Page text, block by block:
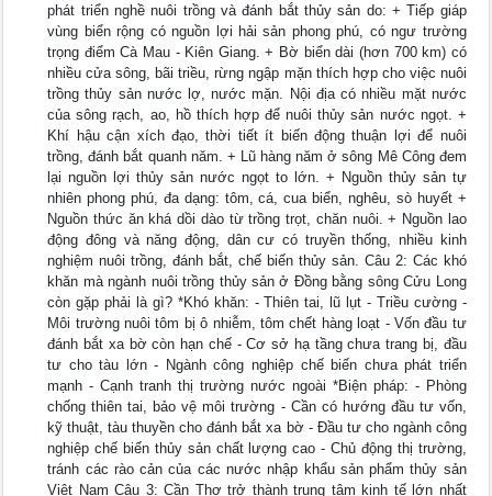
phát triển nghề nuôi trồng và đánh bắt thủy sản do: + Tiếp giáp
vùng biển rộng có nguồn lợi hải sản phong phú, có ngư trường
trọng điểm Cà Mau - Kiên Giang. + Bờ biển dài (hơn 700 km) có
nhiều cửa sông, bãi triều, rừng ngập mặn thích hợp cho việc nuôi
trồng thủy sản nước lợ, nước mặn. Nội địa có nhiều mặt nước
của sông rạch, ao, hồ thích hợp để nuôi thủy sản nước ngọt. +
Khí hậu cận xích đạo, thời tiết ít biến động thuận lợi để nuôi
trồng, đánh bắt quanh năm. + Lũ hàng năm ở sông Mê Công đem
lại nguồn lợi thủy sản nước ngọt to lớn. + Nguồn thủy sản tự
nhiên phong phú, đa dạng: tôm, cá, cua biển, nghêu, sò huyết +
Nguồn thức ăn khá dồi dào từ trồng trọt, chăn nuôi. + Nguồn lao
động đông và năng động, dân cư có truyền thống, nhiều kinh
nghiệm nuôi trồng, đánh bắt, chế biến thủy sản. Câu 2: Các khó
khăn mà ngành nuôi trồng thủy sản ở Đồng bằng sông Cửu Long
còn gặp phải là gì? *Khó khăn: - Thiên tai, lũ lụt - Triều cường -
Môi trường nuôi tôm bị ô nhiễm, tôm chết hàng loạt - Vốn đầu tư
đánh bắt xa bờ còn hạn chế - Cơ sở hạ tầng chưa trang bị, đầu
tư cho tàu lớn - Ngành công nghiệp chế biến chưa phát triển
mạnh - Cạnh tranh thị trường nước ngoài *Biện pháp: - Phòng
chống thiên tai, bảo vệ môi trường - Cần có hướng đầu tư vốn,
kỹ thuật, tàu thuyền cho đánh bắt xa bờ - Đầu tư cho ngành công
nghiệp chế biến thủy sản chất lượng cao - Chủ động thị trường,
tránh các rào cản của các nước nhập khẩu sản phẩm thủy sản
Việt Nam Câu 3: Cần Thơ trở thành trung tâm kinh tế lớn nhất